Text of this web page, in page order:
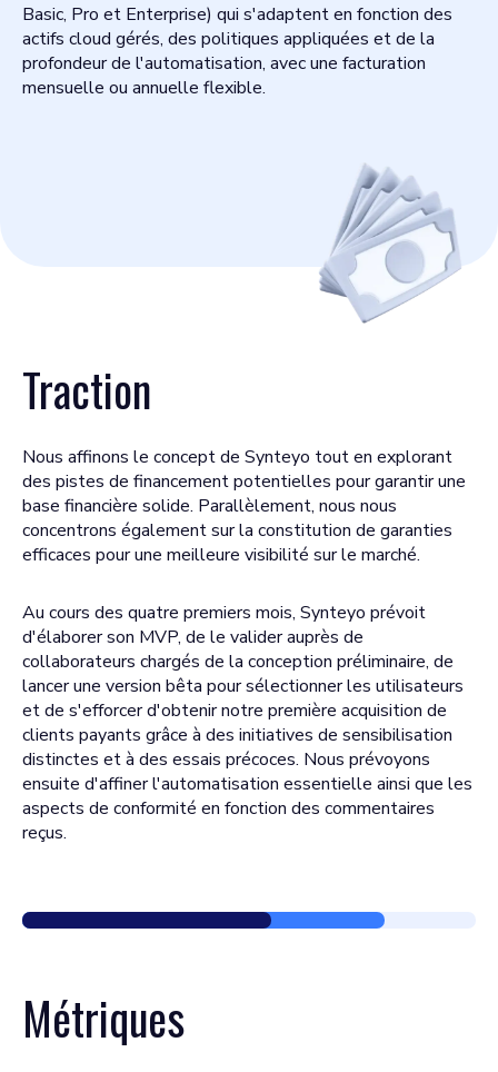
Basic, Pro et Enterprise) qui s'adaptent en fonction des
actifs cloud gérés, des politiques appliquées et de la
profondeur de l'automatisation, avec une facturation
mensuelle ou annuelle flexible.
Traction
Nous affinons le concept de Synteyo tout en explorant
des pistes de financement potentielles pour garantir une
base financière solide. Parallèlement, nous nous
concentrons également sur la constitution de garanties
efficaces pour une meilleure visibilité sur le marché.
Au cours des quatre premiers mois, Synteyo prévoit
d'élaborer son MVP, de le valider auprès de
collaborateurs chargés de la conception préliminaire, de
lancer une version bêta pour sélectionner les utilisateurs
et de s'efforcer d'obtenir notre première acquisition de
clients payants grâce à des initiatives de sensibilisation
distinctes et à des essais précoces. Nous prévoyons
ensuite d'affiner l'automatisation essentielle ainsi que les
aspects de conformité en fonction des commentaires
reçus.
Métriques